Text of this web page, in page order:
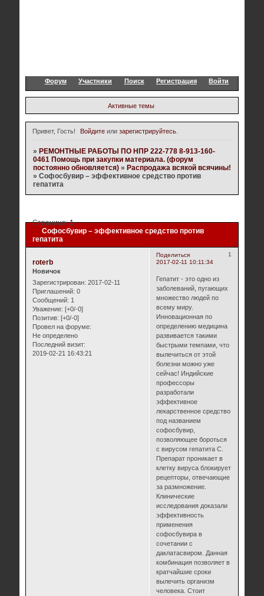
Форум Участники Поиск Регистрация Войти
Активные темы
Привет, Гость! Войдите илизарегистрируйтесь
» РЕМОНТНЫЕ РАБОТЫ ПО НПР 222-778 8-913-160-
0461 Помощь при закупки материала. (форум
постоянно обновляется) » Распродажа всякой всячины!
» Софосбувир – эффективное средство против
гепатита
Софосбувир – эффективное средство против
гепатита
Страница:1
Поделиться
1
2017-02-11 10:11:34
roterb
Новичок
Зарегистрирован: 2017-02-11
Приглашений: 0
Сообщений: 1
Уважение: [+0/-0]
Позитив: [+0/-0]
Провел на форуме:
Не определено
Последний визит:
2019-02-21 16:43:21
Гепатит - это одно из
заболеваний, пугающих
множество людей по
всему миру.
Инновационная по
определению медицина
развивается такими
быстрыми темпами, что
вылечиться от этой
болезни можно уже
сейчас! Индийские
профессоры
разработали
эффективное
лекарственное средство
под названием
софосбувир,
позволяющее бороться
с вирусом гепатита С.
Препарат проникает в
клетку вируса блокирует
рецепторы, отвечающие
за размножение.
Клинические
исследования доказали
эффективность
применения
софосбувира в
сочетании с
даклатасвиром. Данная
комбинация позволяет в
кратчайшие сроки
вылечить организм
человека. Стоит